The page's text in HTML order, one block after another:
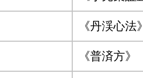
《丹渓心法
《普済方》